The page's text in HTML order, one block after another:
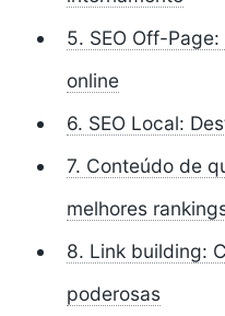
5. SEO Off-
online
6. SEO Local:
7. Conteúdo de
melhores
8. Link building:
poderosas